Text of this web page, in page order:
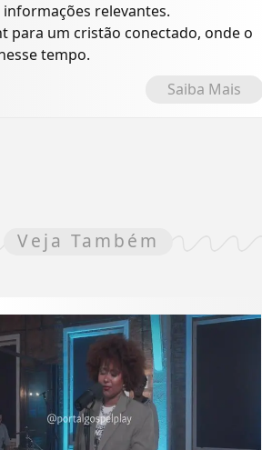
relevantes.
para um cristão conectado, onde o
tempo.
Saiba Mais
Veja Também